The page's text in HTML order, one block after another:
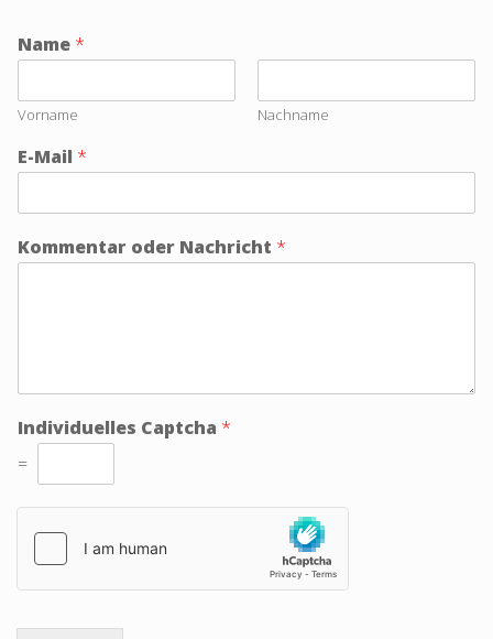
Name *
Vorname Nachname
E-Mail *
Kommentar oder Nachricht *
Individuelles Captcha *
=